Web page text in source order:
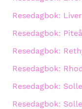
Resedagbok:
Resedagbok:
Resedagbok:
Resedagbok:
Resedagbok:
Resedagbok: